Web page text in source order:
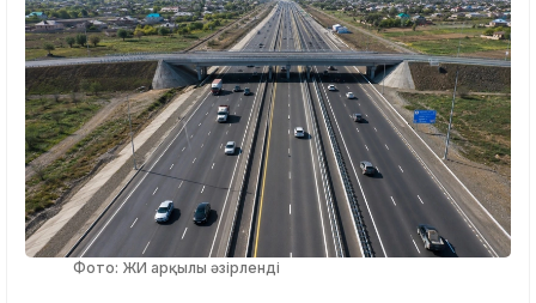
Фото: ЖИ арқылы әзірленді